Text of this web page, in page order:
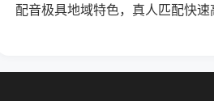
配音极具地域特色，真人匹配快